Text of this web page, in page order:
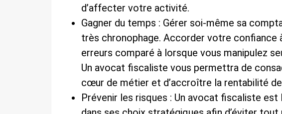
d’affecter votre activité.
Gagner du temps : Gérer soi-même sa
très chronophage. Accorder votre confiance
erreurs comparé à lorsque vous manipulez
Un avocat fiscaliste vous permettra de
cœur de métier et d’accroître la rentabilité
Prévenir les risques : Un avocat fiscaliste est